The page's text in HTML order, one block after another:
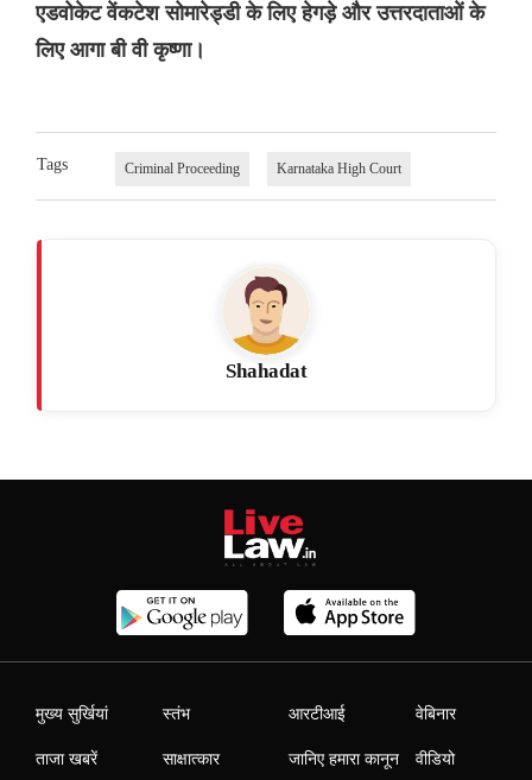
एडवोकेट वेंकटेश सोमारेड्डी के लिए हेगड़े और उत्तरदाताओं के
लिए आगा बी वी कृष्णा।
Tags Criminal Proceeding Karnataka High Court
Shahadat
मुख्य सुर्खियां
ताजा खबरें
स्तंभ
साक्षात्कार
आरटीआई
जानिए हमारा कानून
वेबिनार
वीडियो